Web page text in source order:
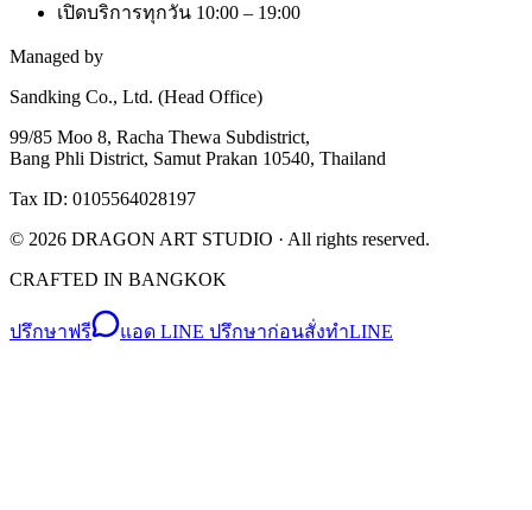
เปิดบริการทุกวัน 10:00 – 19:00
Managed by
Sandking Co., Ltd. (Head Office)
99/85 Moo 8, Racha Thewa Subdistrict,
Bang Phli District, Samut Prakan 10540, Thailand
Tax ID: 0105564028197
© 2026 DRAGON ART STUDIO · All rights reserved.
CRAFTED IN BANGKOK
ปรึกษาฟรี แอด LINE ปรึกษาก่อนสั่งทำLINE